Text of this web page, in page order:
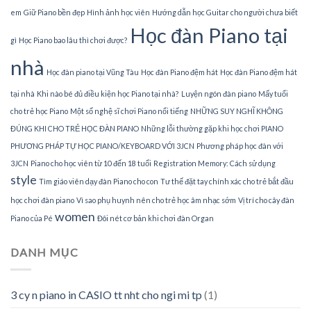
em Giữ Piano bền đẹp Hình ảnh học viên Hướng dẫn học Guitar cho người chưa biết
gì Học Piano bao lâu thì chơi được? Học đàn Piano tại
nhà Học đàn piano tại Vũng Tàu Học đàn Piano đệm hát Học đàn Piano đệm hát
tại nhà Khi nào bé đủ điều kiện học Piano tại nhà? Luyện ngón đàn piano Mấy tuổi
cho trẻ học Piano Một số nghệ sĩ chơi Piano nổi tiếng NHỮNG SUY NGHĨ KHÔNG
ĐÚNG KHI CHO TRẺ HỌC ĐÀN PIANO Những lỗi thường gặp khi học chơi PIANO
PHƯƠNG PHÁP TỰ HỌC PIANO/KEYBOARD VỚI 3JCN Phương pháp học đàn với
3JCN Piano cho học viên từ 10 đến 18 tuổi Registration Memory: Cách sử dụng
style Tìm giáo viên dạy đàn Piano cho con Tư thế đặt tay chính xác cho trẻ bắt đầu
học chơi đàn piano Vì sao phụ huynh nên cho trẻ học âm nhạc sớm Vị trí cho cây đàn
Piano của Pé women Đôi nét cơ bản khi chơi đàn Organ
DANH MỤC
3 cy n piano in CASIO tt nht cho ngi mi tp (1)